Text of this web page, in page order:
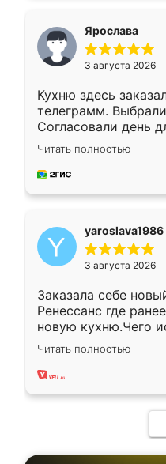
Ярослава
3 августа 2026
Кухню здесь
телеграмм.
Согласовали день
недели кухня была
довольны работой.
мебель за
Читать полностью
yaroslava1986
3 августа 2026
Заказала себе
Ренессанс где
новую кухню.Чего
вполне довольна.
два года, нареканий
Читать полностью